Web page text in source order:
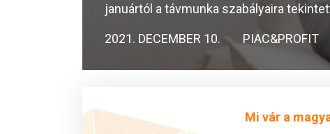
januártól a távmunka szabályaira
2021. DECEMBER 10. PIAC&PROFIT
Mi vár a